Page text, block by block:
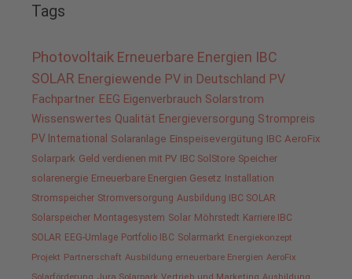
Tags
Photovoltaik Erneuerbare Energien IBC
SOLAR Energiewende PV in Deutschland PV
Fachpartner EEG Eigenverbrauch Solarstrom
Wissenswertes Qualität Energieversorgung Strompreis
PV International Solaranlage Einspeisevergütung IBC AeroFix
Solarpark Geld verdienen mit PV IBC SolStore Speicher
solarenergie Erneuerbare Energien Gesetz Installation
Stromspeicher Stromversorgung Ausbildung IBC SOLAR
Solarspeicher Montagesystem Solar Möhrstedt Karriere IBC
SOLAR EEG-Umlage Portfolio IBC Solarmarkt Energiekonzept
Projekt Partnerschaft Ausbildung erneuerbare Energien AeroFix
Solarförderung Jura Solarpark Vertrieb und Marketing Ausbildung